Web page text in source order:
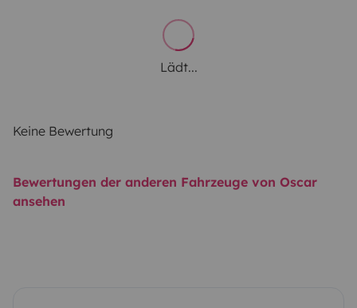
Lädt...
Keine Bewertung
Bewertungen der anderen Fahrzeuge von Oscar
ansehen